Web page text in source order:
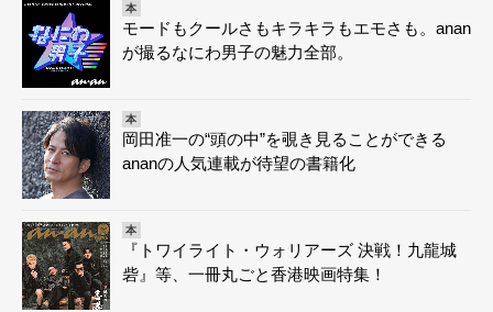
本
モードもクールさもキラキラもエモさも。anan
が撮るなにわ男子の魅力全部。
本
岡田准一の“頭の中”を覗き見ることができる
ananの人気連載が待望の書籍化
本
『トワイライト・ウォリアーズ 決戦！九龍城
砦』等、一冊丸ごと香港映画特集！